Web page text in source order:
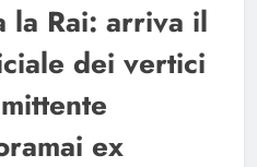
la Rai: arriva il
dei vertici
ex